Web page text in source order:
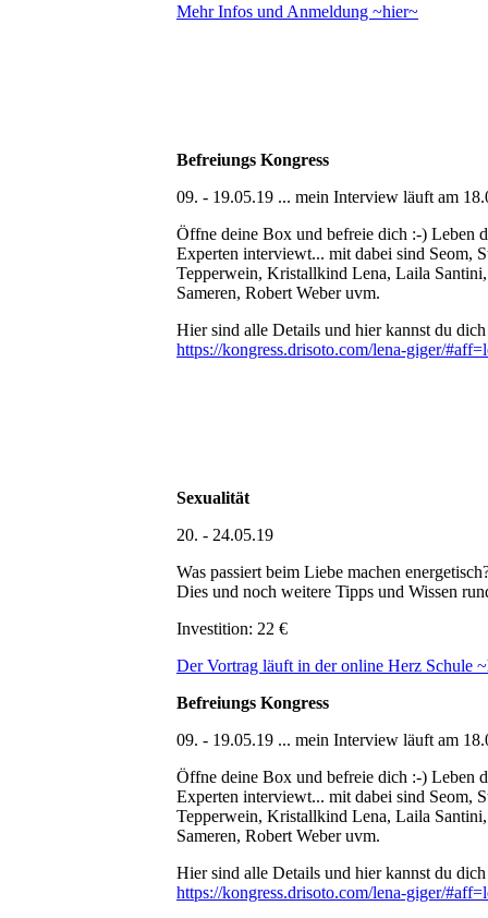
Mehr Infos und Anmeldung ~hier~
Befreiungs Kongress
09. - 19.05.19 ... mein Interview läuft am
Öffne deine Box und befreie dich :-) Leben
Experten interviewt... mit dabei sind Seom,
Tepperwein, Kristallkind Lena, Laila
Sameren, Robert Weber uvm.
Hier sind alle Details und hier kannst du
https://kongress.drisoto.com/lena-giger/
Sexualität
20. - 24.05.19
Was passiert beim Liebe machen
Dies und noch weitere Tipps und Wissen
Investition: 22 €
Der Vortrag läuft in der online Herz Schule
Befreiungs Kongress
09. - 19.05.19 ... mein Interview läuft am
Öffne deine Box und befreie dich :-) Leben
Experten interviewt... mit dabei sind Seom,
Tepperwein, Kristallkind Lena, Laila
Sameren, Robert Weber uvm.
Hier sind alle Details und hier kannst du
https://kongress.drisoto.com/lena-giger/